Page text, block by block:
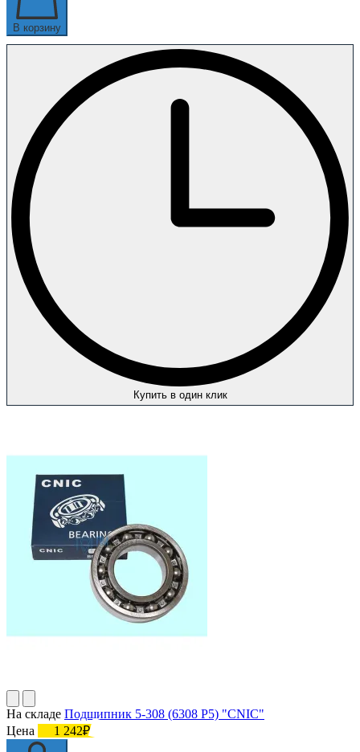
В корзину
Купить в один клик
На складе Подшипник 5-308 (6308 P5) "CNIC"
Цена
1 242₽